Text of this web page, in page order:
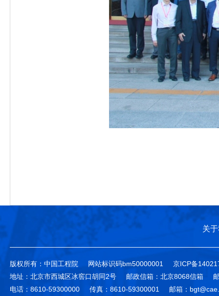
关
版权所有：中国工程院 网站标识码bm50000001
京ICP备
地址：北京市西城区冰窖口胡同2号
邮政信箱：北京8068信箱
电话：8610-59300000
传真：8610-59300001 邮箱：